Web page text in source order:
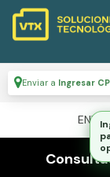
Enviar a Ingresar